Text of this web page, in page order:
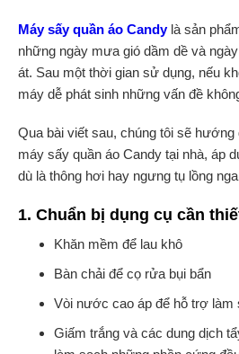
Máy sấy quần áo Candylà sản
những ngày mưa gió dầm dề và
át. Sau một thời gian sử dụng, nếu
máy dễ phát sinh những vấn đề
Qua bài viết sau, chúng tôi sẽ
máy sấy quần áo Candy tại nhà, áp
dù là thông hơi hay ngưng tụ lồng
1. Chuẩn bị dụng cụ cần
Khăn mềm để lau khô
Bàn chải để cọ rửa bụi bẩn
Vòi nước cao áp để hỗ trợ làm
Giấm trắng và các dung dịch